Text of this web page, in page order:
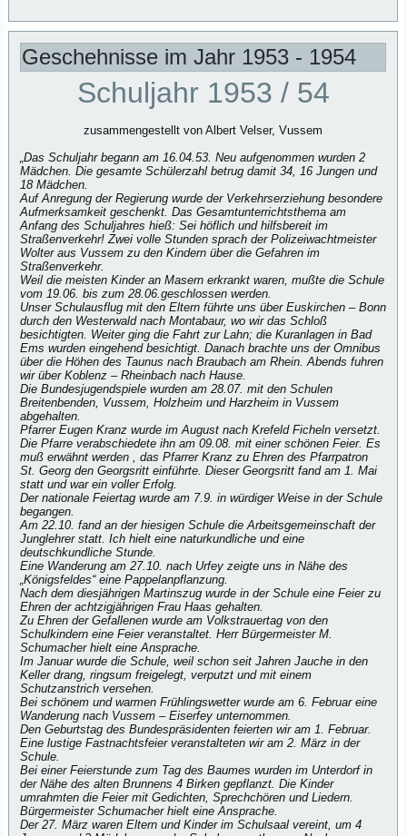
Geschehnisse im Jahr 1953 - 1954
Schuljahr 1953 / 54
zusammengestellt von Albert Velser, Vussem
„Das Schuljahr begann am 16.04.53. Neu aufgenommen wurden 2
Mädchen. Die gesamte Schülerzahl betrug damit 34, 16 Jungen und
18 Mädchen.
Auf Anregung der Regierung wurde der Verkehrserziehung besondere
Aufmerksamkeit geschenkt. Das Gesamtunterrichtsthema am
Anfang des Schuljahres hieß: Sei höflich und hilfsbereit im
Straßenverkehr! Zwei volle Stunden sprach der Polizeiwachtmeister
Wolter aus Vussem zu den Kindern über die Gefahren im
Straßenverkehr.
Weil die meisten Kinder an Masern erkrankt waren, mußte die Schule
vom 19.06. bis zum 28.06.geschlossen werden.
Unser Schulausflug mit den Eltern führte uns über Euskirchen – Bonn
durch den Westerwald nach Montabaur, wo wir das Schloß
besichtigten. Weiter ging die Fahrt zur Lahn; die Kuranlagen in Bad
Ems wurden eingehend besichtigt. Danach brachte uns der Omnibus
über die Höhen des Taunus nach Braubach am Rhein. Abends fuhren
wir über Koblenz – Rheinbach nach Hause.
Die Bundesjugendspiele wurden am 28.07. mit den Schulen
Breitenbenden, Vussem, Holzheim und Harzheim in Vussem
abgehalten.
Pfarrer Eugen Kranz wurde im August nach Krefeld Ficheln versetzt.
Die Pfarre verabschiedete ihn am 09.08. mit einer schönen Feier. Es
muß erwähnt werden , das Pfarrer Kranz zu Ehren des Pfarrpatron
St. Georg den Georgsritt einführte. Dieser Georgsritt fand am 1. Mai
statt und war ein voller Erfolg.
Der nationale Feiertag wurde am 7.9. in würdiger Weise in der Schule
begangen.
Am 22.10. fand an der hiesigen Schule die Arbeitsgemeinschaft der
Junglehrer statt. Ich hielt eine naturkundliche und eine
deutschkundliche Stunde.
Eine Wanderung am 27.10. nach Urfey zeigte uns in Nähe des
„Königsfeldes“ eine Pappelanpflanzung.
Nach dem diesjährigen Martinszug wurde in der Schule eine Feier zu
Ehren der achtzigjährigen Frau Haas gehalten.
Zu Ehren der Gefallenen wurde am Volkstrauertag von den
Schulkindern eine Feier veranstaltet. Herr Bürgermeister M.
Schumacher hielt eine Ansprache.
Im Januar wurde die Schule, weil schon seit Jahren Jauche in den
Keller drang, ringsum freigelegt, verputzt und mit einem
Schutzanstrich versehen.
Bei schönem und warmen Frühlingswetter wurde am 6. Februar eine
Wanderung nach Vussem – Eiserfey unternommen.
Den Geburtstag des Bundespräsidenten feierten wir am 1. Februar.
Eine lustige Fastnachtsfeier veranstalteten wir am 2. März in der
Schule.
Bei einer Feierstunde zum Tag des Baumes wurden im Unterdorf in
der Nähe des alten Brunnens 4 Birken gepflanzt. Die Kinder
umrahmten die Feier mit Gedichten, Sprechchören und Liedern.
Bürgermeister Schumacher hielt eine Ansprache.
Der 27. März waren Eltern und Kinder im Schulsaal vereint, um 4